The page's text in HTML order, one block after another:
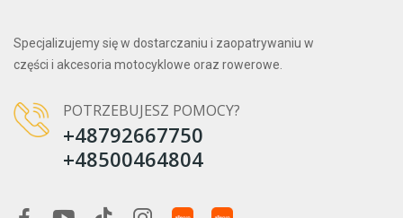
Specjalizujemy się w dostarczaniu i zaopatrywaniu w
części i akcesoria motocyklowe oraz rowerowe.
POTRZEBUJESZ POMOCY?
+48792667750
+48500464804